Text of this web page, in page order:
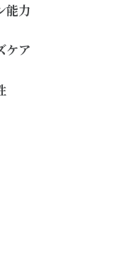
能力
ケア